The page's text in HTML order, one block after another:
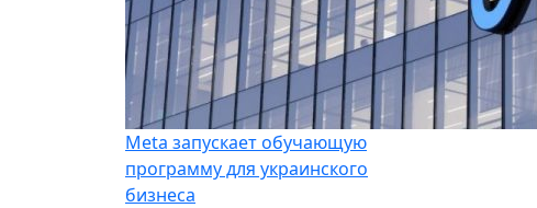
Meta запускает обучающую
программу для украинского
бизнеса